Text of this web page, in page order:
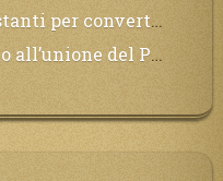
e per chi non si sarà preparato saranno dolori.
non avete che da attendere pochissimo.